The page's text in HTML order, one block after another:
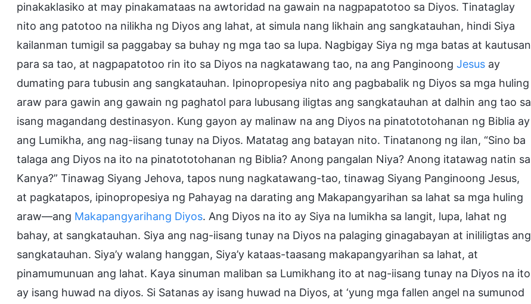
pinakaklasiko at may pinakamataas na awtoridad na gawain na nagpapatotoo sa Diyos. Tinataglay
nito ang patotoo na nilikha ng Diyos ang lahat, at simula nang likhain ang sangkatauhan, hindi Siya
kailanman tumigil sa paggabay sa buhay ng mga tao sa lupa. Nagbigay Siya ng mga batas at kautusan
para sa tao, at nagpapatotoo rin ito sa Diyos na nagkatawang tao, na ang Panginoong Jesus ay
dumating para tubusin ang sangkatauhan. Ipinopropesiya nito ang pagbabalik ng Diyos sa mga huling
araw para gawin ang gawain ng paghatol para lubusang iligtas ang sangkatauhan at dalhin ang tao sa
isang magandang destinasyon. Kung gayon ay malinaw na ang Diyos na pinatototohanan ng Biblia ay
ang Lumikha, ang nag-iisang tunay na Diyos. Matatag ang batayan nito. Tinatanong ng ilan, “Sino ba
talaga ang Diyos na ito na pinatototohanan ng Biblia? Anong pangalan Niya? Anong itatawag natin sa
Kanya?” Tinawag Siyang Jehova, tapos nung nagkatawang-tao, tinawag Siyang Panginoong Jesus,
at pagkatapos, ipinopropesiya ng Pahayag na darating ang Makapangyarihan sa lahat sa mga huling
araw—ang Makapangyarihang Diyos. Ang Diyos na ito ay Siya na lumikha sa langit, lupa, lahat ng
bahay, at sangkatauhan. Siya ang nag-iisang tunay na Diyos na palaging ginagabayan at inililigtas ang
sangkatauhan. Siya’y walang hanggan, Siya’y kataas-taasang makapangyarihan sa lahat, at
pinamumunuan ang lahat. Kaya sinuman maliban sa Lumikhang ito at nag-iisang tunay na Diyos na ito
ay isang huwad na diyos. Si Satanas ay isang huwad na Diyos, at ‘yung mga fallen angel na sumunod